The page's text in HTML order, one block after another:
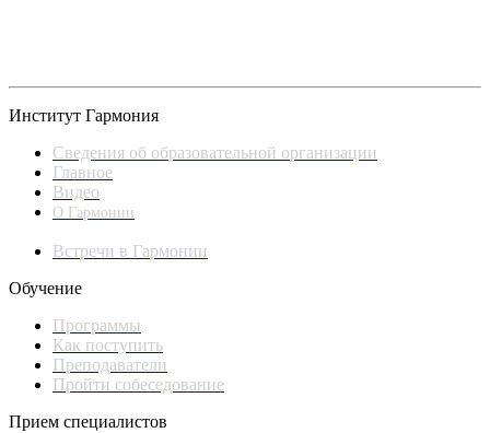
Институт Гармония
Сведения об образовательной организации
Главное
Видео
О Гармонии
Встречи в Гармонии
Обучение
Программы
Как поступить
Преподаватели
Пройти собеседование
Прием специалистов